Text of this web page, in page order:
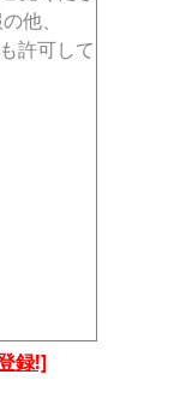
他、
許可して
録!]